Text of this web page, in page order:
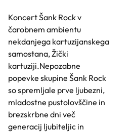
Koncert Šank Rock v
čarobnem ambientu
nekdanjega kartuzijanskega
samostana, Žički
kartuziji.Nepozabne
popevke skupine Šank Rock
so spremljale prve ljubezni,
mladostne pustolovščine in
brezskrbne dni več
generacij ljubiteljic in